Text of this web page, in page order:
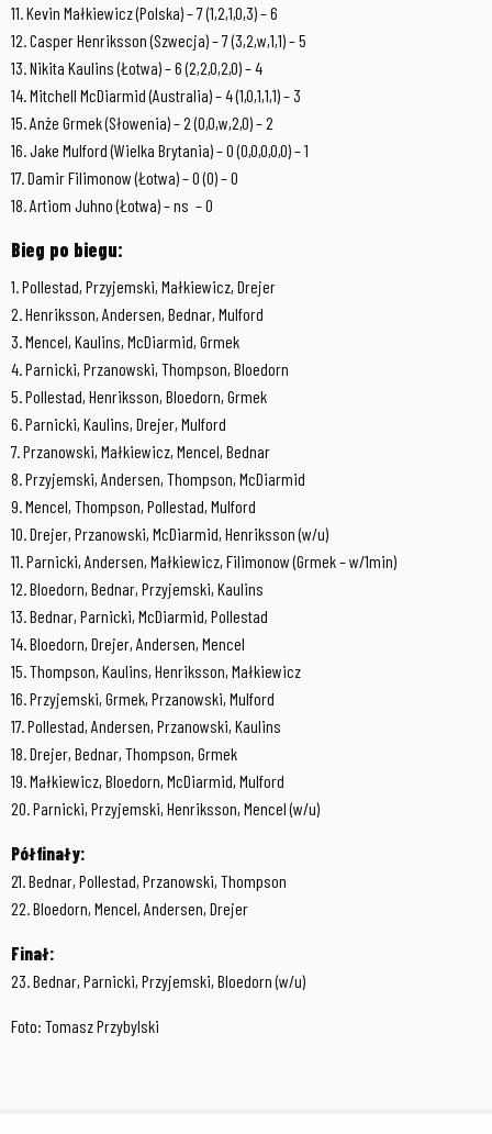
11. Kevin Małkiewicz (Polska) – 7 (1,2,1,0,3) – 6
12. Casper Henriksson (Szwecja) – 7 (3,2,w,1,1) – 5
13. Nikita Kaulins (Łotwa) – 6 (2,2,0,2,0) – 4
14. Mitchell McDiarmid (Australia) – 4 (1,0,1,1,1) – 3
15. Anże Grmek (Słowenia) – 2 (0,0,w,2,0) – 2
16. Jake Mulford (Wielka Brytania) – 0 (0,0,0,0,0) – 1
17. Damir Filimonow (Łotwa) – 0 (0) – 0
18. Artiom Juhno (Łotwa) – ns – 0
Bieg po biegu:
1. Pollestad, Przyjemski, Małkiewicz, Drejer
2. Henriksson, Andersen, Bednar, Mulford
3. Mencel, Kaulins, McDiarmid, Grmek
4. Parnicki, Przanowski, Thompson, Bloedorn
5. Pollestad, Henriksson, Bloedorn, Grmek
6. Parnicki, Kaulins, Drejer, Mulford
7. Przanowski, Małkiewicz, Mencel, Bednar
8. Przyjemski, Andersen, Thompson, McDiarmid
9. Mencel, Thompson, Pollestad, Mulford
10. Drejer, Przanowski, McDiarmid, Henriksson (w/u)
11. Parnicki, Andersen, Małkiewicz, Filimonow (Grmek – w/1min)
12. Bloedorn, Bednar, Przyjemski, Kaulins
13. Bednar, Parnicki, McDiarmid, Pollestad
14. Bloedorn, Drejer, Andersen, Mencel
15. Thompson, Kaulins, Henriksson, Małkiewicz
16. Przyjemski, Grmek, Przanowski, Mulford
17. Pollestad, Andersen, Przanowski, Kaulins
18. Drejer, Bednar, Thompson, Grmek
19. Małkiewicz, Bloedorn, McDiarmid, Mulford
20. Parnicki, Przyjemski, Henriksson, Mencel (w/u)
Półfinały:
21. Bednar, Pollestad, Przanowski, Thompson
22. Bloedorn, Mencel, Andersen, Drejer
Finał:
23. Bednar, Parnicki, Przyjemski, Bloedorn (w/u)
Foto: Tomasz Przybylski